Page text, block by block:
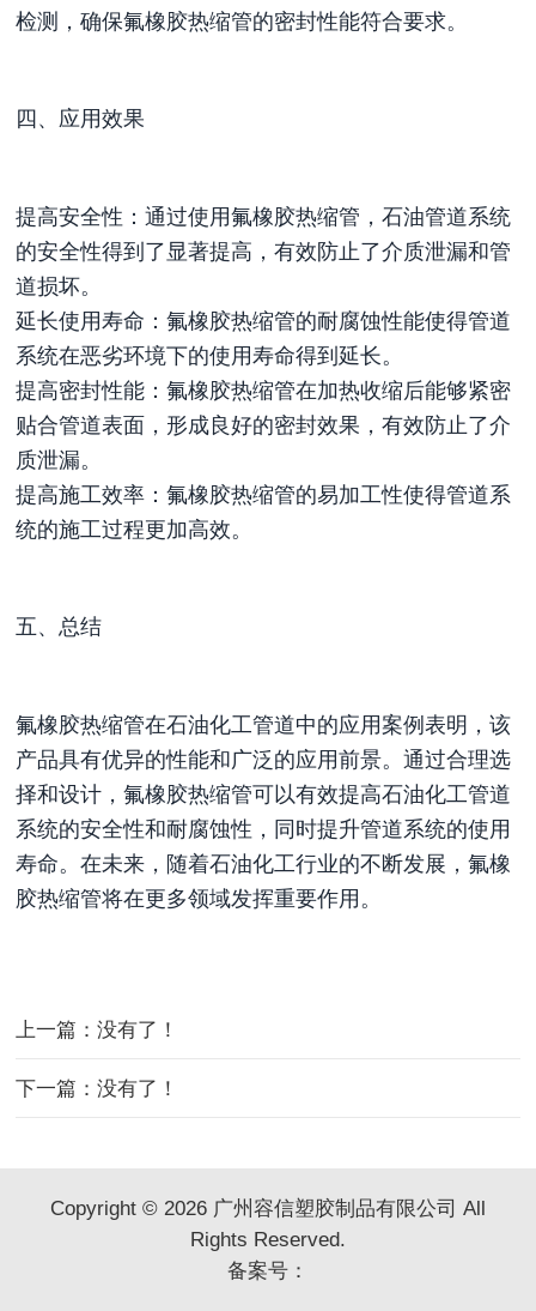
检测，确保氟橡胶热缩管的密封性能符合要求。
四、应用效果
提高安全性：通过使用氟橡胶热缩管，石油管道系统
的安全性得到了显著提高，有效防止了介质泄漏和管
道损坏。
延长使用寿命：氟橡胶热缩管的耐腐蚀性能使得管道
系统在恶劣环境下的使用寿命得到延长。
提高密封性能：氟橡胶热缩管在加热收缩后能够紧密
贴合管道表面，形成良好的密封效果，有效防止了介
质泄漏。
提高施工效率：氟橡胶热缩管的易加工性使得管道系
统的施工过程更加高效。
五、总结
氟橡胶热缩管在石油化工管道中的应用案例表明，该
产品具有优异的性能和广泛的应用前景。通过合理选
择和设计，氟橡胶热缩管可以有效提高石油化工管道
系统的安全性和耐腐蚀性，同时提升管道系统的使用
寿命。在未来，随着石油化工行业的不断发展，氟橡
胶热缩管将在更多领域发挥重要作用。
上一篇：没有了！
下一篇：没有了！
Copyright © 2026 广州容信塑胶制品有限公司 All
Rights Reserved.
备案号：